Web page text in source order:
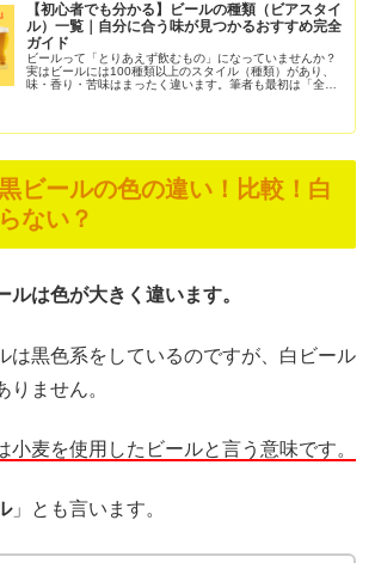
【初心者でも分かる】ビールの種類（ビアスタイ
ル）一覧｜自分に合う味が見つかるおすすめ完全
ガイド
ビールって「とりあえず飲むもの」になっていませんか？
実はビールには100種類以上のスタイル（種類）があり、
味・香り・苦味はまったく違います。筆者も最初は「全部
ビールの色の違い！比較！白
ない？
ルは色が大きく違います。
は黒色系をしているのですが、白ビール
りません。
小麦を使用したビールと言う意味です。
」とも言います。